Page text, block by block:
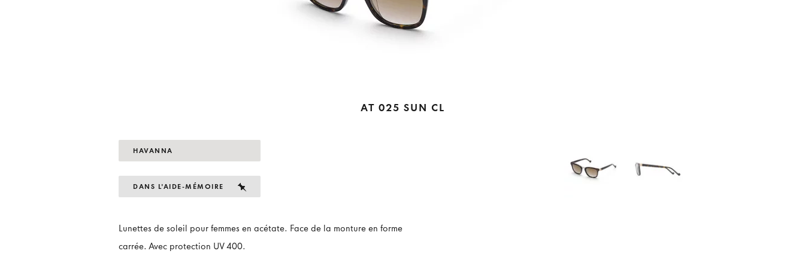
AT 025 SUN CL
HAVANNA
DANS L'AIDE-MÉMOIRE
Lunettes de soleil pour femmes en acétate. Face de la monture en forme
carrée. Avec protection UV 400.